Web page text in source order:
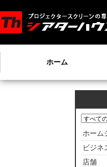
ホーム
ホーム
ビジネ
店舗